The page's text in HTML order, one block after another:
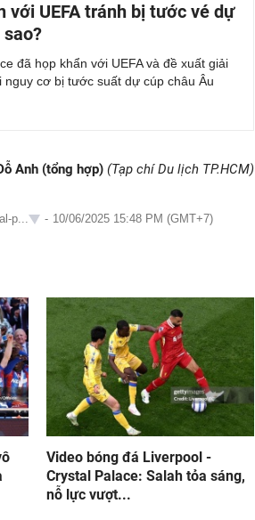
với UEFA tránh bị tước vé dự
đã họp khẩn với UEFA và đề xuất giải
cơ bị tước suất dự cúp châu Âu
Anh (tổng hợp) (Tạp chí Du lịch TP.HCM)
p... - 10/06/2025 15:48 PM (GMT+7)
Video bóng đá Liverpool -
Crystal Palace: Salah tỏa sáng,
nỗ lực vượt...